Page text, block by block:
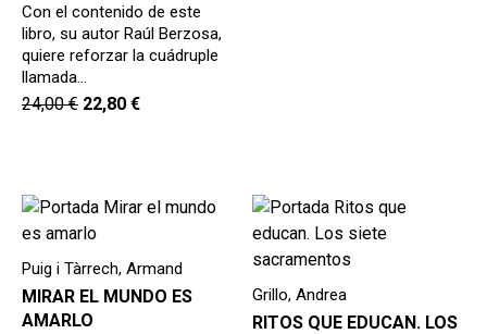
Con el contenido de este
libro, su autor Raúl Berzosa,
quiere reforzar la cuádruple
llamada…
24,00€ 22,80 €
Puig i Tàrrech, Armand
MIRAR EL MUNDO ES
AMARLO
Grillo, Andrea
RITOS QUE EDUCAN. LOS